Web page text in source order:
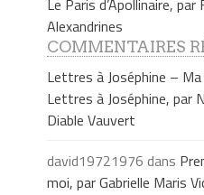
Le Paris d’Apollinaire,
Alexandrines
COMMENTAIRES
Lettres à Joséphine –
Lettres à Joséphine, par
Diable Vauvert
david19721976 dans
moi, par Gabrielle Maris